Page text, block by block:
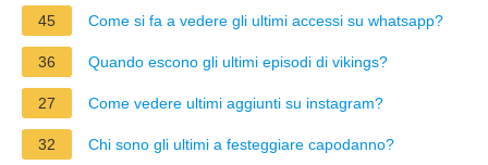
45 Come si fa a vedere gli ultimi accessi su whatsapp?
36 Quando escono gli ultimi episodi di vikings?
27 Come vedere ultimi aggiunti su instagram?
32 Chi sono gli ultimi a festeggiare capodanno?